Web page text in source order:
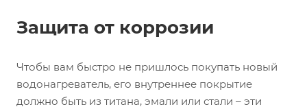
Защита от коррозии
Чтобы вам быстро не пришлось покупать новый
водонагреватель, его внутреннее покрытие
должно быть из титана, эмали или стали – эти